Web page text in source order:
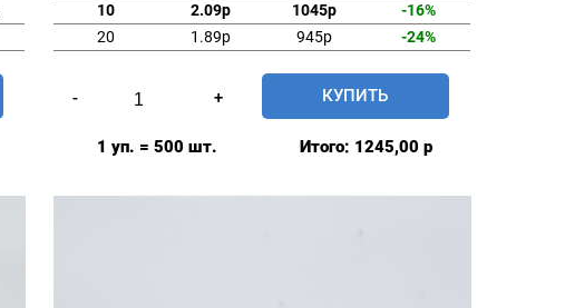
10
2.09р 1045р
-16%
20
1.89р 945р -24%
-
товара
Заготовка
гвоздиком
+ КУПИТЬ
1 уп. = 500 шт. Итого: 1245,00 р